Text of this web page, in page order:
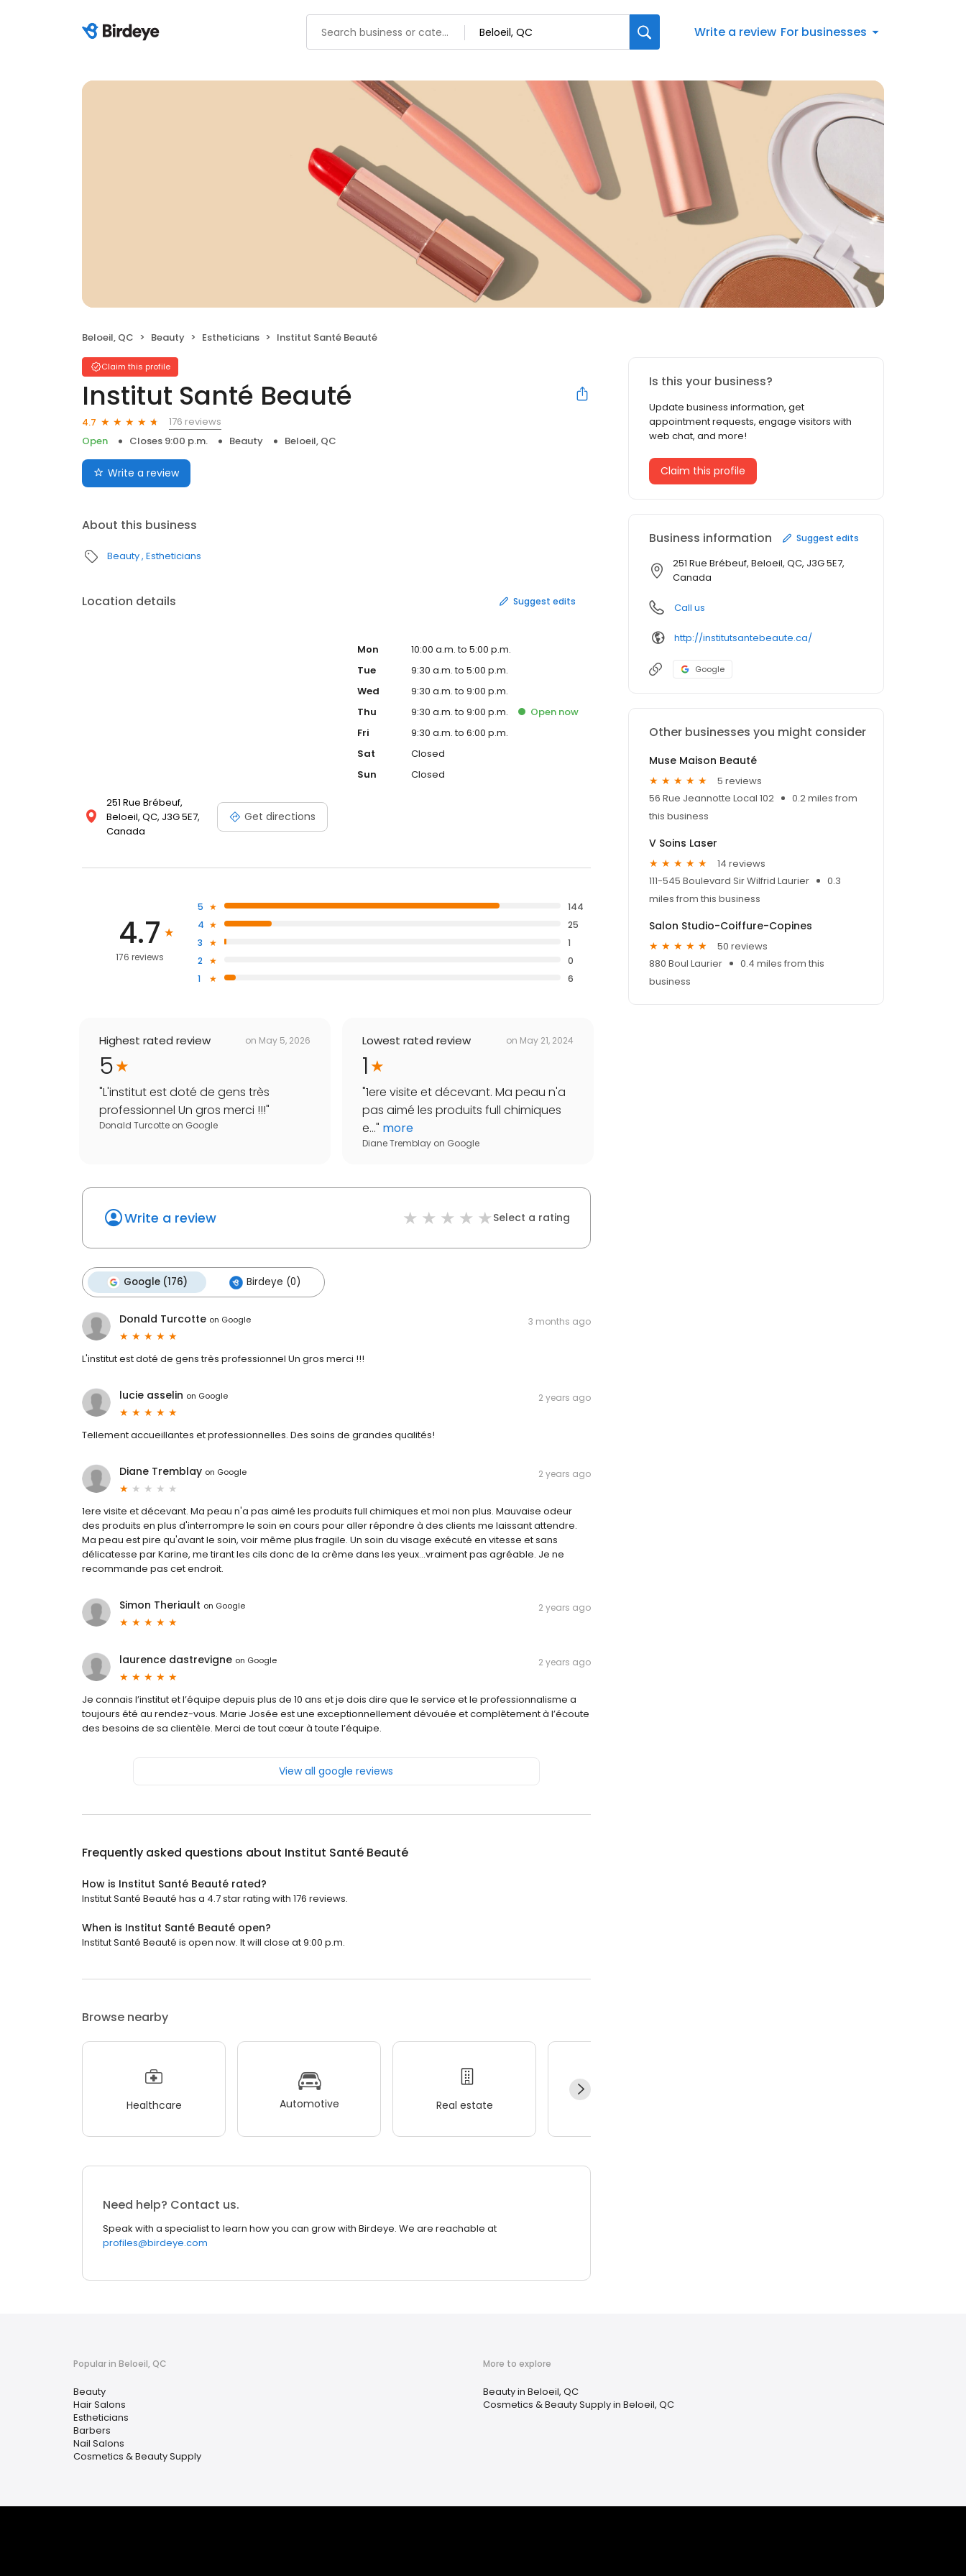
Write a review For businesses
Beloeil, QC Beauty Estheticians Institut Santé Beauté
Claim this profile
Institut Santé Beauté
4.7
176 reviews
Open
Closes 9:00 p.m. Beauty Beloeil, QC
Write a review
About this business
Beauty Estheticians
Location details Suggest edits
251 Rue Brébeuf,
Beloeil, QC, J3G 5E7,
Canada
Get directions
Mon
10:00 a.m. to 5:00 p.m.
Tue
9:30 a.m. to 5:00 p.m.
Wed
9:30 a.m. to 9:00 p.m.
Thu
9:30 a.m. to 9:00 p.m. Open now
Fri
9:30 a.m. to 6:00 p.m.
Sat
Closed
Sun
Closed
4.7
176 reviews
5
144
4
25
3
1
2
0
1
6
Highest rated review on May 5, 2026
5
"L'institut est doté de gens très
professionnel Un gros merci !!!"
Donald Turcotte on Google
Lowest rated review on May 21, 2024
1
"1ere visite et décevant. Ma peau n'a
pas aimé les produits full chimiques
e..." more
Diane Tremblay on Google
Write a review Select a rating
Google (176) Birdeye (0)
Donald Turcotte on Google 3 months ago
L'institut est doté de gens très professionnel Un gros merci !!!
lucie asselin on Google 2 years ago
Tellement accueillantes et professionnelles. Des soins de grandes qualités!
Diane Tremblay on Google 2 years ago
1ere visite et décevant. Ma peau n'a pas aimé les produits full chimiques et moi non plus. Mauvaise odeur
des produits en plus d'interrompre le soin en cours pour aller répondre à des clients me laissant attendre.
Ma peau est pire qu'avant le soin, voir même plus fragile. Un soin du visage exécuté en vitesse et sans
délicatesse par Karine, me tirant les cils donc de la crème dans les yeux...vraiment pas agréable. Je ne
recommande pas cet endroit.
Simon Theriault on Google 2 years ago
laurence dastrevigne on Google 2 years ago
Je connais l’institut et l’équipe depuis plus de 10 ans et je dois dire que le service et le professionnalisme a
toujours été au rendez-vous. Marie Josée est une exceptionnellement dévouée et complètement à l’écoute
des besoins de sa clientèle. Merci de tout cœur à toute l’équipe.
View all google reviews
Frequently asked questions about Institut Santé Beauté
How is Institut Santé Beauté rated?
Institut Santé Beauté has a 4.7 star rating with 176 reviews.
When is Institut Santé Beauté open?
Institut Santé Beauté is open now. It will close at 9:00 p.m.
Browse nearby
Healthcare Automotive Real estate
Need help? Contact us.
Speak with a specialist to learn how you can grow with Birdeye. We are reachable at
profiles@birdeye.com
Is this your business?
Update business information, get
appointment requests, engage visitors with
web chat, and more!
Claim this profile
Business information Suggest edits
251 Rue Brébeuf, Beloeil, QC, J3G 5E7,
Canada
Call us
http://institutsantebeaute.ca/
Google
Other businesses you might consider
Muse Maison Beauté
5 reviews
56 Rue Jeannotte Local 102
0.2 miles from
this business
V Soins Laser
14 reviews
111-545 Boulevard Sir Wilfrid Laurier
0.3
miles from this business
Salon Studio-Coiffure-Copines
50 reviews
880 Boul Laurier
0.4 miles from this
business
Popular in Beloeil, QC
Beauty
Hair Salons
Estheticians
Barbers
Nail Salons
Cosmetics & Beauty Supply
More to explore
Beauty in Beloeil, QC
Cosmetics & Beauty Supply in Beloeil, QC